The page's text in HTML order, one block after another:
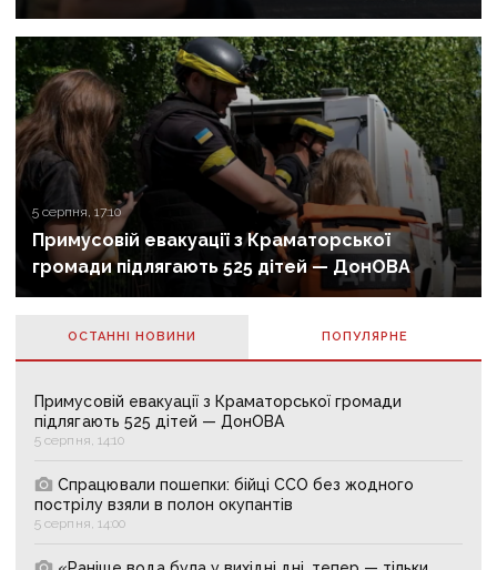
рф атакувала фронт на Донеччині
5 серпня, 17:10
Примусовій евакуації з Краматорської
громади підлягають 525 дітей — ДонОВА
ОСТАННІ НОВИНИ ПОПУЛЯРНE
Примусовій евакуації з Краматорської громади
підлягають 525 дітей — ДонОВА
5 серпня, 14:10
Спрацювали пошепки: бійці ССО без жодного
пострілу взяли в полон окупантів
5 серпня, 14:00